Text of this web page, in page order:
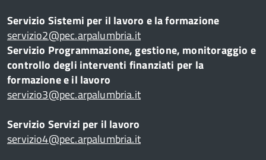
Servizio Sistemi per il lavoro e la formazione
servizio2@pec.arpalumbria.it
Servizio Programmazione, gestione, monitoraggio e
controllo degli interventi finanziati per la
formazione e il lavoro
servizio3@pec.arpalumbria.it
Servizio Servizi per il lavoro
servizio4@pec.arpalumbria.it